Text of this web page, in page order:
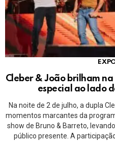
Cleber & João brilham
especial ao lado
Na noite de 2 de julho, a dupla
momentos marcantes da
show de Bruno & Barreto,
público presente. A